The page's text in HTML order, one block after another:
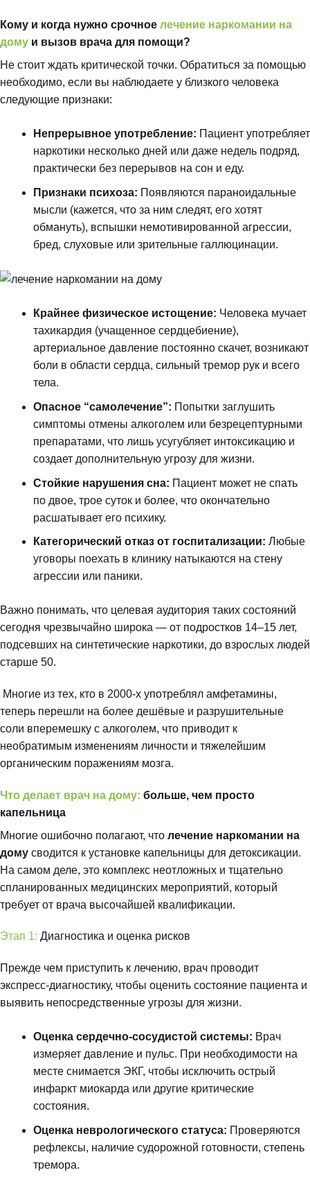
Кому и когда нужно срочное лечение наркомании на
дому и вызов врача для помощи?
Не стоит ждать критической точки. Обратиться за помощью
необходимо, если вы наблюдаете у близкого человека
следующие признаки:
Непрерывное употребление: Пациент употребляет
наркотики несколько дней или даже недель подряд,
практически без перерывов на сон и еду.
Признаки психоза: Появляются параноидальные
мысли (кажется, что за ним следят, его хотят
обмануть), вспышки немотивированной агрессии,
бред, слуховые или зрительные галлюцинации.
Крайнее физическое истощение: Человека мучает
тахикардия (учащенное сердцебиение),
артериальное давление постоянно скачет, возникают
боли в области сердца, сильный тремор рук и всего
тела.
Опасное “самолечение”: Попытки заглушить
симптомы отмены алкоголем или безрецептурными
препаратами, что лишь усугубляет интоксикацию и
создает дополнительную угрозу для жизни.
Стойкие нарушения сна: Пациент может не спать
по двое, трое суток и более, что окончательно
расшатывает его психику.
Категорический отказ от госпитализации: Любые
уговоры поехать в клинику натыкаются на стену
агрессии или паники.
Важно понимать, что целевая аудитория таких состояний
сегодня чрезвычайно широка — от подростков 14–15 лет,
подсевших на синтетические наркотики, до взрослых людей
старше 50.
Многие из тех, кто в 2000-х употреблял амфетамины,
теперь перешли на более дешёвые и разрушительные
соли вперемешку с алкоголем, что приводит к
необратимым изменениям личности и тяжелейшим
органическим поражениям мозга.
Что делает врач на дому: больше, чем просто
капельница
Многие ошибочно полагают, что лечение наркомании на
дому сводится к установке капельницы для детоксикации.
На самом деле, это комплекс неотложных и тщательно
спланированных медицинских мероприятий, который
требует от врача высочайшей квалификации.
Этап 1: Диагностика и оценка рисков
Прежде чем приступить к лечению, врач проводит
экспресс-диагностику, чтобы оценить состояние пациента и
выявить непосредственные угрозы для жизни.
Оценка сердечно-сосудистой системы: Врач
измеряет давление и пульс. При необходимости на
месте снимается ЭКГ, чтобы исключить острый
инфаркт миокарда или другие критические
состояния.
Оценка неврологического статуса: Проверяются
рефлексы, наличие судорожной готовности, степень
тремора.